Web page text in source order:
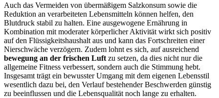
Auch das Vermeiden von übermäßigem Salzkonsum sowie die
Reduktion an verarbeiteten Lebensmitteln können helfen, den
Blutdruck stabil zu halten. Eine ausgewogene Ernährung in
Kombination mit moderater körperlicher Aktivität wirkt sich positiv
auf den Flüssigkeitshaushalt aus und kann das Fortschreiten einer
Nierschwäche verzögern. Zudem lohnt es sich, auf ausreichend
bewegung an der frischen Luft zu setzen, da dies nicht nur die
allgemeine Fitness verbessert, sondern auch die Stimmung hebt.
Insgesamt trägt ein bewusster Umgang mit dem eigenen Lebensstil
wesentlich dazu bei, den Verlauf bestehender Beschwerden günstig
zu beeinflussen und die Lebensqualität noch lange zu erhalten.